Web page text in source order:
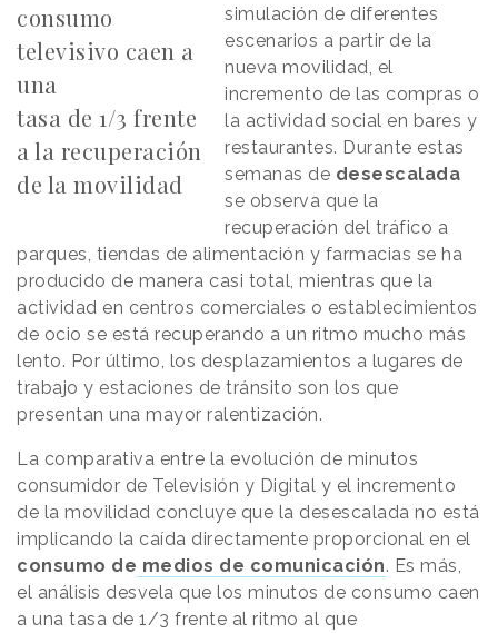
consumo
televisivo caen a
una
tasa de 1/3 frente
a la recuperación
de la movilidad
simulación de diferentes
escenarios a partir de la
nueva movilidad, el
incremento de las compras o
la actividad social en bares y
restaurantes. Durante estas
semanas de desescalada
se observa que la
recuperación del tráfico a
parques, tiendas de alimentación y farmacias se ha
producido de manera casi total, mientras que la
actividad en centros comerciales o establecimientos
de ocio se está recuperando a un ritmo mucho más
lento. Por último, los desplazamientos a lugares de
trabajo y estaciones de tránsito son los que
presentan una mayor ralentización.
La comparativa entre la evolución de minutos
consumidor de Televisión y Digital y el incremento
de la movilidad concluye que la desescalada no está
implicando la caída directamente proporcional en el
consumo de medios de comunicación. Es más,
el análisis desvela que los minutos de consumo caen
a una tasa de 1/3 frente al ritmo al que